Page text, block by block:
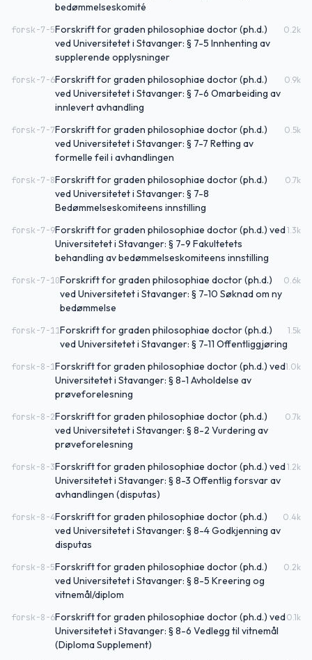
bedømmelseskomité
forsk-7-5Forskrift for graden philosophiae doctor (ph.d.)
ved Universitetet i Stavanger: § 7-5 Innhenting av
supplerende opplysninger
0.2k
forsk-7-6Forskrift for graden philosophiae doctor (ph.d.)
ved Universitetet i Stavanger: § 7-6 Omarbeiding av
innlevert avhandling
0.9k
forsk-7-7Forskrift for graden philosophiae doctor (ph.d.)
ved Universitetet i Stavanger: § 7-7 Retting av
formelle feil i avhandlingen
0.5k
forsk-7-8Forskrift for graden philosophiae doctor (ph.d.)
ved Universitetet i Stavanger: § 7-8
Bedømmelseskomiteens innstilling
0.7k
forsk-7-9Forskrift for graden philosophiae doctor (ph.d.) ved
Universitetet i Stavanger: § 7-9 Fakultetets
behandling av bedømmelseskomiteens innstilling
1.3k
forsk-7-10Forskrift for graden philosophiae doctor (ph.d.)
ved Universitetet i Stavanger: § 7-10 Søknad om ny
bedømmelse
0.6k
forsk-7-11Forskrift for graden philosophiae doctor (ph.d.)
ved Universitetet i Stavanger: § 7-11 Offentliggjøring
1.5k
forsk-8-1Forskrift for graden philosophiae doctor (ph.d.) ved
Universitetet i Stavanger: § 8-1 Avholdelse av
prøveforelesning
1.0k
forsk-8-2Forskrift for graden philosophiae doctor (ph.d.)
ved Universitetet i Stavanger: § 8-2 Vurdering av
prøveforelesning
0.7k
forsk-8-3Forskrift for graden philosophiae doctor (ph.d.) ved
Universitetet i Stavanger: § 8-3 Offentlig forsvar av
avhandlingen (disputas)
1.2k
forsk-8-4Forskrift for graden philosophiae doctor (ph.d.)
ved Universitetet i Stavanger: § 8-4 Godkjenning av
disputas
0.4k
forsk-8-5Forskrift for graden philosophiae doctor (ph.d.)
ved Universitetet i Stavanger: § 8-5 Kreering og
vitnemål/diplom
0.2k
forsk-8-6Forskrift for graden philosophiae doctor (ph.d.) ved
Universitetet i Stavanger: § 8-6 Vedlegg til vitnemål
(Diploma Supplement)
0.1k